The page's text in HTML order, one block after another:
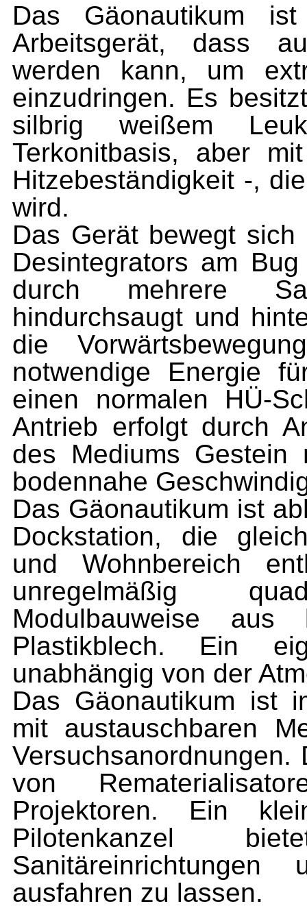
Das Gäonautikum
Arbeitsgerät, dass
werden kann, um
einzudringen. Es
silbrig weißem
Terkonitbasis, aber
Hitzebeständigkeit -,
wird.
Das Gerät bewegt
Desintegrators am
durch mehrere
hindurchsaugt und
die
notwendige Energie
einen nor­malen HÜ-
Antrieb erfolgt durch
des Mediums
bodennahe
Das Gäonautikum ist
Dockstation, die
und Wohnbereich
unregelmäßig
Modulbauweise
Plastikblech. Ein
unabhängig von der
Das Gäonautikum ist
mit austauschbaren
von
Projektoren. Ein
Pilotenkanzel
ausfahren zu lassen.